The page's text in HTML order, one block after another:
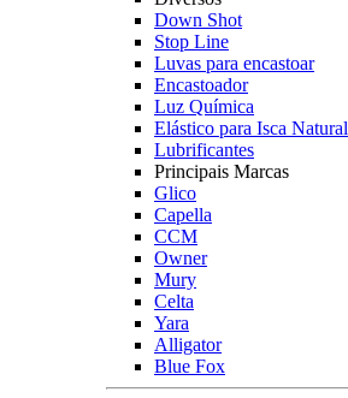
Down Shot
Stop Line
Luvas para encastoar
Encastoador
Luz Química
Elástico para Isca Natural
Lubrificantes
Principais Marcas
Glico
Capella
CCM
Owner
Mury
Celta
Yara
Alligator
Blue Fox